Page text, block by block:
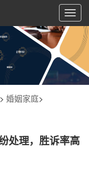
切
换
航
> 婚姻家庭>
处理，胜诉率高